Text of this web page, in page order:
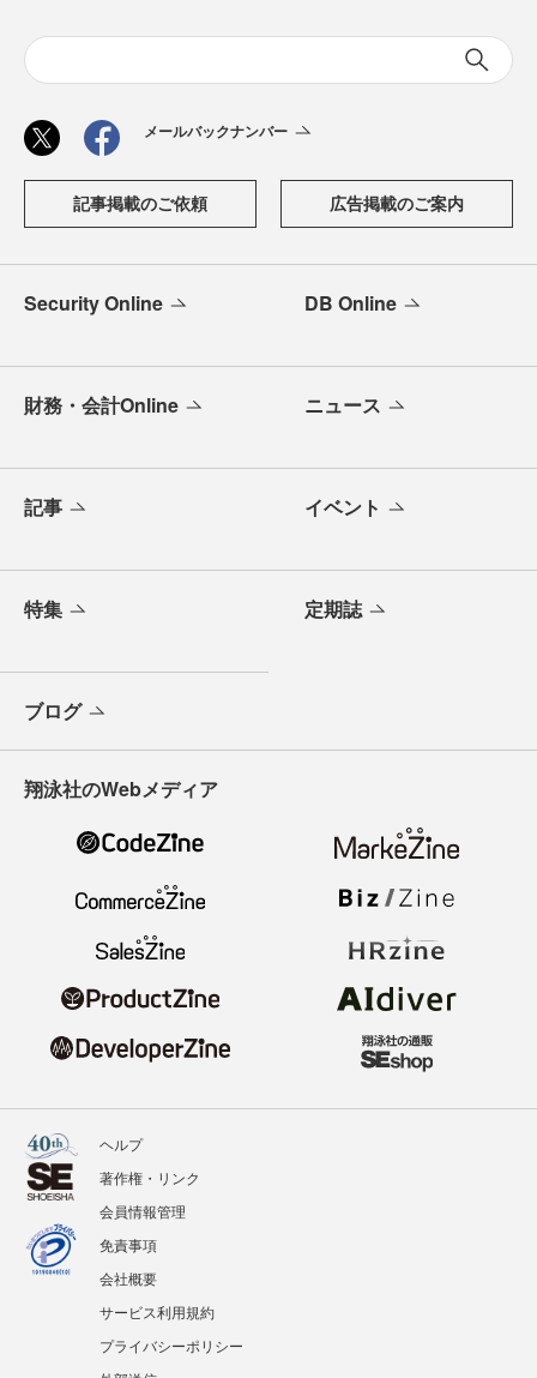
メールバックナンバー
記事掲載のご依頼 広告掲載のご案内
Security Online DB Online
財務・会計Online ニュース
記事 イベント
特集 定期誌
ブログ
翔泳社のWebメディア
ヘルプ
著作権・リンク
会員情報管理
免責事項
会社概要
サービス利用規約
プライバシーポリシー